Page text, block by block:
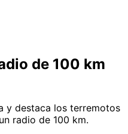
de 100 km
y destaca los terremotos
radio de 100 km.